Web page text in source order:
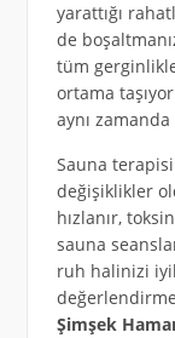
yarattığı
de
tüm
ortama
aynı zamanda
Sauna
değişiklikler
hızlanır,
sauna
ruh halinizi
Şimşek